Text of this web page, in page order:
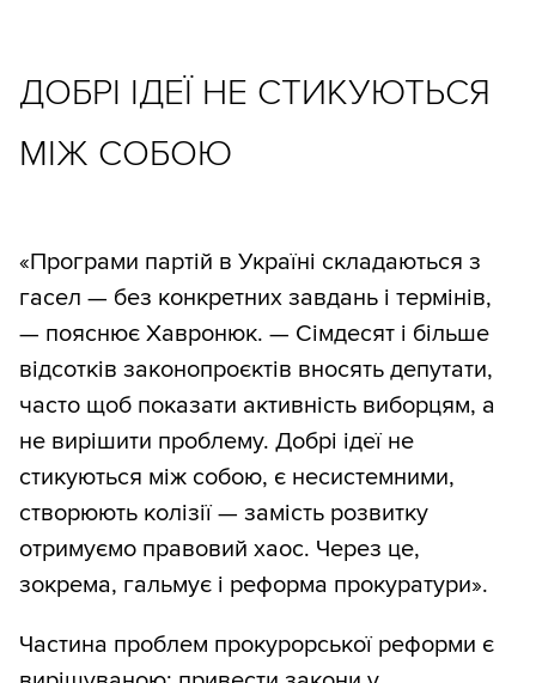
ДОБРІ ІДЕЇ НЕ СТИКУЮТЬСЯ
МІЖ СОБОЮ
«Програми партій в Україні складаються з
гасел — без конкретних завдань і термінів,
— пояснює Хавронюк. — Сімдесят і більше
відсотків законопроєктів вносять депутати,
часто щоб показати активність виборцям, а
не вирішити проблему. Добрі ідеї не
стикуються між собою, є несистемними,
створюють колізії — замість розвитку
отримуємо правовий хаос. Через це,
зокрема, гальмує і реформа прокуратури».
Частина проблем прокурорської реформи є